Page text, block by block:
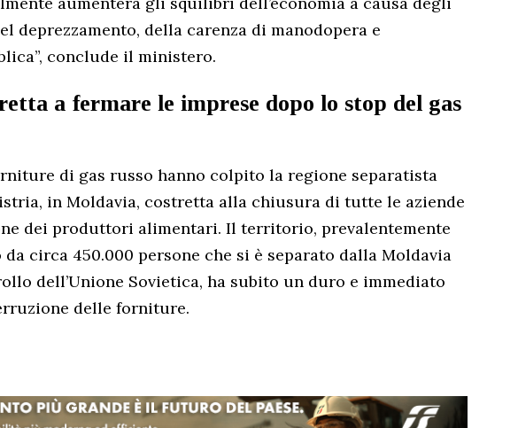
deprezzamento, della carenza di manodopera e
conclude il ministero.
a fermare le imprese dopo lo stop del gas
di gas russo hanno colpito la regione separatista
in Moldavia, costretta alla chiusura di tutte le aziende
dei produttori alimentari. Il territorio, prevalentemente
circa 450.000 persone che si è separato dalla Moldavia
dell’Unione Sovietica, ha subito un duro e immediato
delle forniture.